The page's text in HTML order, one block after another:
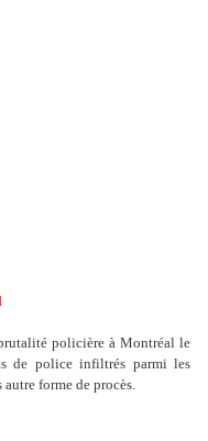
policière à Montréal le
de police infiltrés parmi les
autre forme de procès.